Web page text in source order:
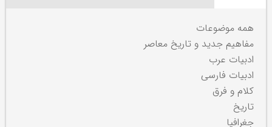
همه موضوعات
مفاهیم جدید و تاریخ معاصر
ادبیات عرب
ادبیات فارسی
کلام و فرق
تاریخ
جغرافیا